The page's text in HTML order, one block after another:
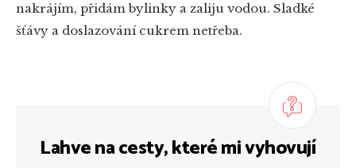
nakrájím, přidám bylinky a zaliju vodou. Sladké
šťávy a doslazování cukrem netřeba.
Lahve na cesty, které mi vyhovují